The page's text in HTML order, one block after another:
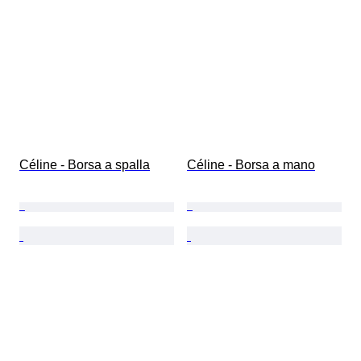
Céline - Borsa a spalla Céline - Borsa a mano